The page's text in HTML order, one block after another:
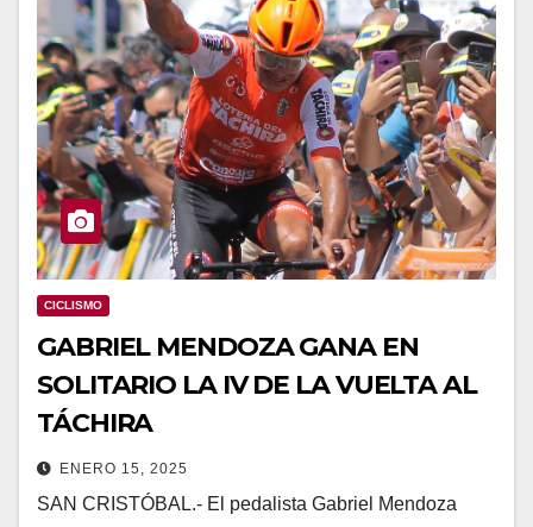
CICLISMO
GABRIEL MENDOZA GANA EN
SOLITARIO LA IV DE LA VUELTA AL
TÁCHIRA
ENERO 15, 2025
SAN CRISTÓBAL.- El pedalista Gabriel Mendoza